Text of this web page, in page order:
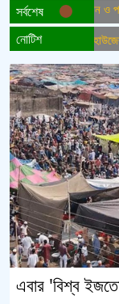
সর্বশেষদেশের বিমান ও
নোটিশমিডিয়া হাউজের
এবার 'বিশ্ব